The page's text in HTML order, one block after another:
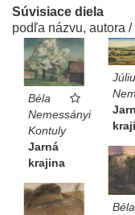
Súvisiace diela
podľa názvu, autora /
Béla
Nemessányi
Kontuly
Jarná
krajina
Béla